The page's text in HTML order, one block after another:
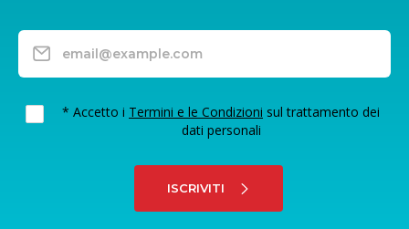
* Accetto i Termini e le Condizioni sul trattamento dei
dati personali
ISCRIVITI